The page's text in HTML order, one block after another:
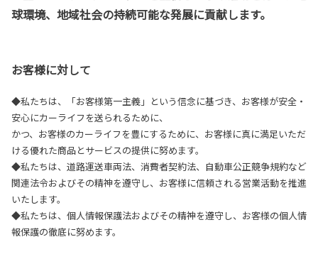
球環境、地域社会の持続可能な発展に貢献します。
お客様に対して
◆私たちは、「お客様第一主義」という信念に基づき、お客様が安全・
安心にカーライフを送られるために、
かつ、お客様のカーライフを豊にするために、お客様に真に満足いただ
ける優れた商品とサービスの提供に努めます。
◆私たちは、道路運送車両法、消費者契約法、自動車公正競争規約など
関連法令およびその精神を遵守し、お客様に信頼される営業活動を推進
いたします。
◆私たちは、個人情報保護法およびその精神を遵守し、お客様の個人情
報保護の徹底に努めます。